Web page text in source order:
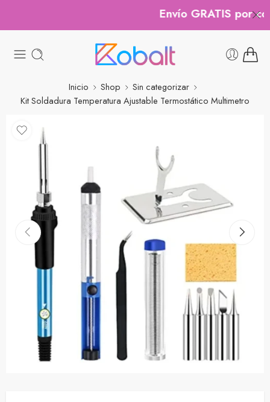
Envío GRATIS por
Inicio Shop
Sin categorizar
Kit Soldadura Temperatura Ajustable Termostático Multimetro